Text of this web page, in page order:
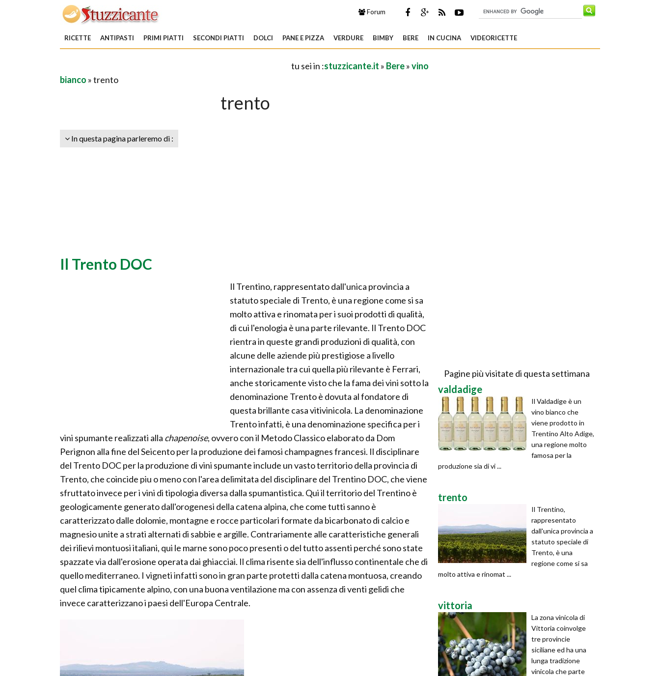
Forum
RICETTE ANTIPASTI PRIMI PIATTI SECONDI PIATTI DOLCI PANE E PIZZA VERDURE BIMBY BERE IN CUCINA VIDEORICETTE
tu sei in :stuzzicante.it » Bere»vino
bianco » trento
trento
In questa pagina parleremo di :
Il Trento DOC
Il Trentino, rappresentato dall'unica provincia a
statuto speciale di Trento, è una regione come si sa
molto attiva e rinomata per i suoi prodotti di qualità,
di cui l'enologia è una parte rilevante. Il Trento DOC
rientra in queste grandi produzioni di qualità, con
alcune delle aziende più prestigiose a livello
internazionale tra cui quella più rilevante è Ferrari,
anche storicamente visto che la fama dei vini sotto la
denominazione Trento è dovuta al fondatore di
questa brillante casa vitivinicola. La denominazione
Trento infatti, è una denominazione specifica per i
vini spumante realizzati alla chapenoise, ovvero con il Metodo Classico elaborato da Dom
Perignon alla fine del Seicento per la produzione dei famosi champagnes francesi. Il disciplinare
del Trento DOC per la produzione di vini spumante include un vasto territorio della provincia di
Trento, che coincide piu o meno con l'area delimitata del disciplinare del Trentino DOC, che viene
sfruttato invece per i vini di tipologia diversa dalla spumantistica. Qui il territorio del Trentino è
geologicamente generato dall'orogenesi della catena alpina, che come tutti sanno è
caratterizzato dalle dolomie, montagne e rocce particolari formate da bicarbonato di calcio e
magnesio unite a strati alternati di sabbie e argille. Contrariamente alle caratteristiche generali
dei rilievi montuosi italiani, qui le marne sono poco presenti o del tutto assenti perché sono state
spazzate via dall'erosione operata dai ghiacciai. Il clima risente sia dell'influsso continentale che di
quello mediterraneo. I vigneti infatti sono in gran parte protetti dalla catena montuosa, creando
quel clima tipicamente alpino, con una buona ventilazione ma con assenza di venti gelidi che
invece caratterizzano i paesi dell'Europa Centrale.
Pagine più visitate di questa settimana
valdadige
Il Valdadige è un
vino bianco che
viene prodotto in
Trentino Alto Adige,
una regione molto
famosa per la
produzione sia di vi ...
trento
Il Trentino,
rappresentato
dall'unica provincia a
statuto speciale di
Trento, è una
regione come si sa
molto attiva e rinomat ...
vittoria
La zona vinicola di
Vittoria coinvolge
tre provincie
siciliane ed ha una
lunga tradizione
vinicola che parte